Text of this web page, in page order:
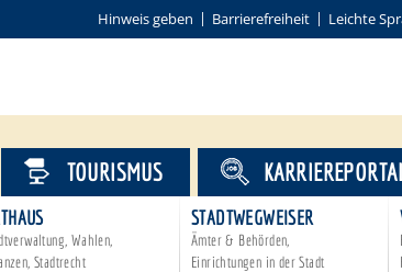
Hinweis geben Barrierefreiheit Leichte
Wahlen,
Stadtrecht
STADTWEGWEISER
Ämter & Behörden,
Einrichtungen in der Stadt
TOURISMUS